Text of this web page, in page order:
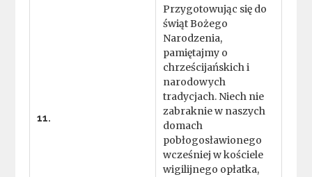
11.
Przygotowując się do
świąt Bożego
Narodzenia,
pamiętajmy o
chrześcijańskich i
narodowych
tradycjach. Niech nie
zabraknie w naszych
domach
pobłogosławionego
wcześniej w kościele
wigilijnego opłatka,